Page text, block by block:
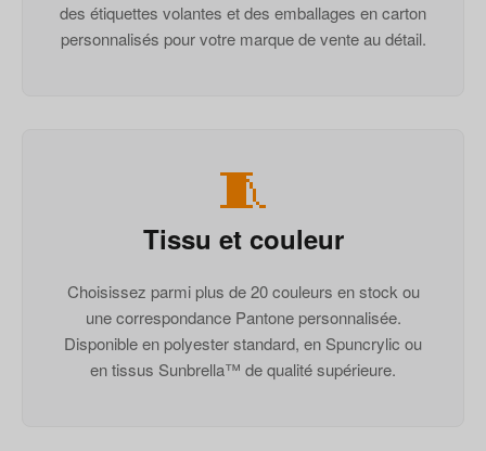
des étiquettes volantes et des emballages en carton
personnalisés pour votre marque de vente au détail.
🧵
Tissu et couleur
Choisissez parmi plus de 20 couleurs en stock ou
une correspondance Pantone personnalisée.
Disponible en polyester standard, en Spuncrylic ou
en tissus Sunbrella™ de qualité supérieure.